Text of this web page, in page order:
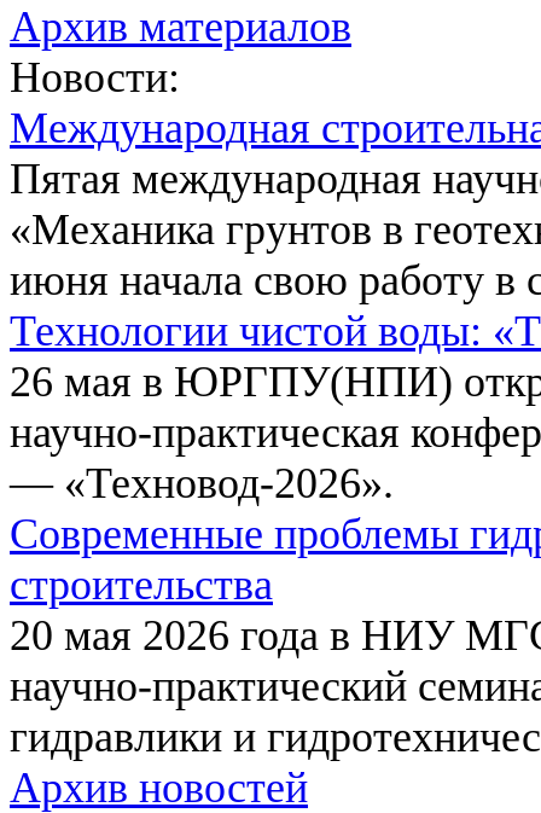
Архив материалов
Новости:
Международная
Пятая международная
«Механика грунтов в
июня начала свою работу в
Технологии чистой воды:
26 мая в ЮРГПУ(НПИ)
научно-практическая
— «Техновод-2026».
Современные проблемы
строительства
20 мая 2026 года в НИУ
научно-практический
гидравлики и
Архив новостей